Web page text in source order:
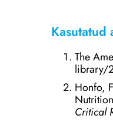
Kasutatud
The
library/
Honfo,
Critical